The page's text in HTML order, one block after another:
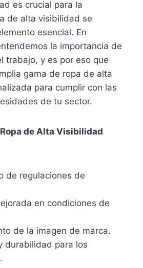
es crucial para la
de alta visibilidad se
esencial. En
la importancia de
trabajo, y es por eso que
gama de ropa de alta
para cumplir con las
de tu sector.
de Alta Visibilidad
de regulaciones de
en condiciones de
de la imagen de marca.
durabilidad para los